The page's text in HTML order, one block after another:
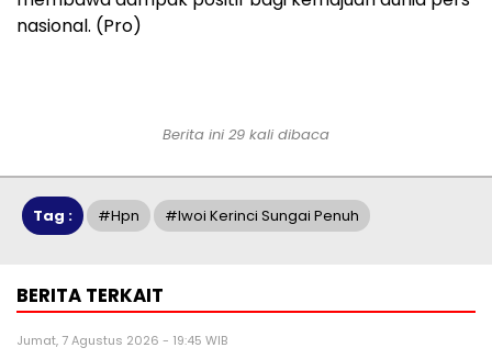
nasional. (Pro)
Berita ini 29 kali dibaca
Tag : #hpn #iwoi Kerinci Sungai Penuh
BERITA TERKAIT
Jumat, 7 Agustus 2026 - 19:45 WIB